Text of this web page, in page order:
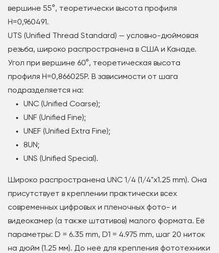
вершине 55°, теоретически высота профиля
Н=0,960491.
UTS (Unified Thread Standard) — условно-дюймовая
резьба, широко распространена в США и Канаде.
Угол при вершине 60°, теоретическая высота
профиля H=0,866025P. В зависимости от шага
подразделяется на:
UNC (Unified Coarse);
UNF (Unified Fine);
UNEF (Unified Extra Fine);
8UN;
UNS (Unified Special).
Широко распространена UNC 1/4 (1/4"x1.25 mm). Она
присутствует в креплении практически всех
современных цифровых и пленочных фото- и
видеокамер (а также штативов) малого формата. Её
параметры: D = 6.35 mm, D1 = 4.975 mm, шаг 20 ниток
на дюйм (1.25 мм). До неё для крепления фототехники